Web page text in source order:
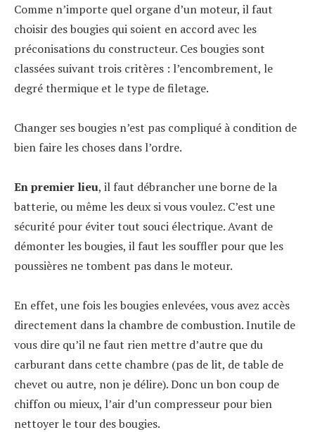
Comme n’importe quel organe d’un moteur, il faut
choisir des bougies qui soient en accord avec les
préconisations du constructeur. Ces bougies sont
classées suivant trois critères : l’encombrement, le
degré thermique et le type de filetage.
Changer ses bougies n’est pas compliqué à condition de
bien faire les choses dans l’ordre.
En premier lieu, il faut débrancher une borne de la
batterie, ou même les deux si vous voulez. C’est une
sécurité pour éviter tout souci électrique. Avant de
démonter les bougies, il faut les souffler pour que les
poussières ne tombent pas dans le moteur.
En effet, une fois les bougies enlevées, vous avez accès
directement dans la chambre de combustion. Inutile de
vous dire qu’il ne faut rien mettre d’autre que du
carburant dans cette chambre (pas de lit, de table de
chevet ou autre, non je délire). Donc un bon coup de
chiffon ou mieux, l’air d’un compresseur pour bien
nettoyer le tour des bougies.